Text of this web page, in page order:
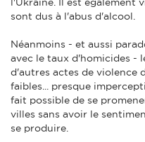
sont dus à l'abus d'alcool.
Néanmoins - et aussi
avec le taux d'homicides -
d'autres actes de violence
faibles... presque
fait possible de se
villes sans avoir le
se produire.